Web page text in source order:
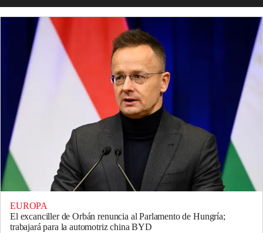
EUROPA
El excanciller de Orbán renuncia al Parlamento de Hungría;
trabajará para la automotriz china BYD